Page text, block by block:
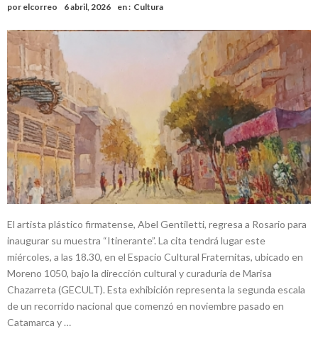
sus anuncios a los trabajadores
Firmat: avanza la investigación de dos empleadas del Juzgado de
Faltas por presuntas irregularidades
Villada: el viento provocó el desprendimiento del techo del galpón
del ferrocarril
Violento robo en la zona rural de Firmat: maniataron a una pareja de
adultos mayores
Colecta solidaria de juguetes en Firmat para el EPI y el Hospital
Vilela
por elcorreo 6 abril, 2026 en : Cultura
El artista plástico firmatense, Abel Gentiletti, regresa a Rosario para
inaugurar su muestra “Itinerante”. La cita tendrá lugar este
miércoles, a las 18.30, en el Espacio Cultural Fraternitas, ubicado en
Moreno 1050, bajo la dirección cultural y curaduría de Marisa
Chazarreta (GECULT). Esta exhibición representa la segunda escala
de un recorrido nacional que comenzó en noviembre pasado en
Catamarca y …